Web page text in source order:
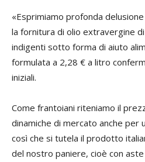
«Esprimiamo profonda
la fornitura di olio extravergine
indigenti sotto forma di aiuto
formulata a 2,28 € a litro
iniziali.
Come frantoiani riteniamo il
dinamiche di mercato anche per
così che si tutela il prodotto
del nostro paniere, cioè con